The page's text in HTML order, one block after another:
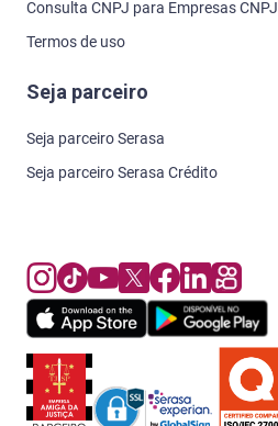
Consulta CNPJ para Empresas CNPJ
Termos de uso
Seja parceiro
Seja parceiro Serasa
Seja parceiro Serasa Crédito